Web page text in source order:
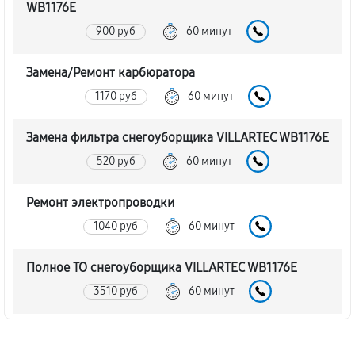
WB1176E
900 руб 60 минут
Замена/Pемонт карбюратора
1170 руб 60 минут
Замена фильтра снегоуборщика VILLARTEC WB1176E
520 руб 60 минут
Ремонт электропроводки
1040 руб 60 минут
Полное ТО снегоуборщика VILLARTEC WB1176E
3510 руб 60 минут